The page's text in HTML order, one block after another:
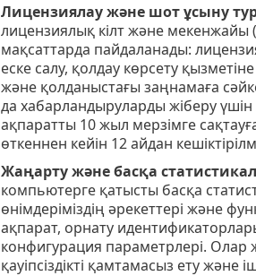
Лицензиялау және шот ұсыну
лицензиялық кілт және мекенжайы
мақсаттарда пайдаланады:
еске салу, қолдау көрсету
және қолданыстағы заңнамаға
да хабарландыруларды жіберу
ақпаратты 10 жыл мерзiмге
өткеннен кейiн 12 айдан
Жаңарту және басқа
компьютерге қатысты басқа
өнімдеріміздің әрекеттері және
ақпарат, орнату
конфигурация параметрлері. Олар
қауіпсіздікті қамтамасыз ету